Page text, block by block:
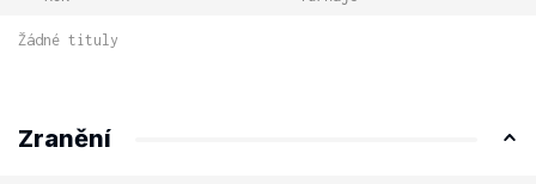
Žádné tituly
Zranění